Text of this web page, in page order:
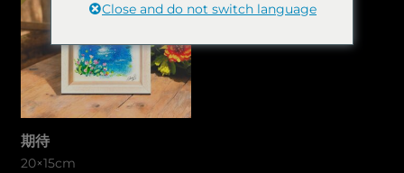
期待
20×15cm
Close and do not switch language